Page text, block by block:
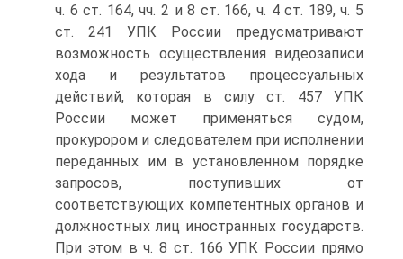
ч. 6 ст. 164, чч. 2 и 8 ст. 166, ч. 4 ст. 189, ч. 5
ст. 241 УПК России предусматривают
возможность осуществления видеозаписи
хода и результатов процессуальных
действий, которая в силу ст. 457 УПК
России может применяться судом,
прокурором и следователем при исполнении
переданных им в установленном порядке
запросов, поступивших от
соответствующих компетентных органов и
должностных лиц иностранных государств.
При этом в ч. 8 ст. 166 УПК России прямо